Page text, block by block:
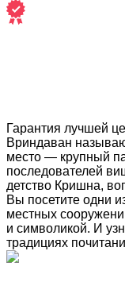
Гарантия лучшей
Вриндаван
место — крупный
последователей
детство Кришна,
Вы посетите одни
местных
и символикой. И
традициях